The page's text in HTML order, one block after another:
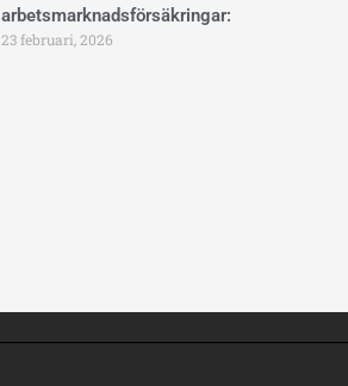
arbetsmarknadsförsäkringar:
23 februari, 2026